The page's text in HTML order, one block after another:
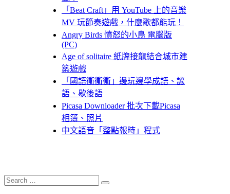
「Beat Craft」用 YouTube 上的音樂
MV 玩節奏遊戲，什麼歌都能玩！
Angry Birds 憤怒的小鳥 電腦版
(PC)
Age of solitaire 紙牌接龍結合城市建
築遊戲
「國語衝衝衝」邊玩邊學成語、諺
語、歇後語
Picasa Downloader 批次下載Picasa
相簿、照片
中文語音「整點報時」程式
Search
for:
Search